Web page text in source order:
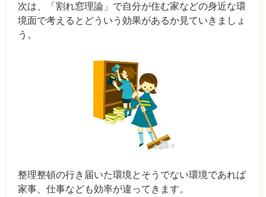
次は、「割れ窓理論」で自分が住む家などの身近な環
境面で考えるとどういう効果があるか見ていきましょ
う。
整理整頓の行き届いた環境とそうでない環境であれば
家事、仕事なども効率が違ってきます。